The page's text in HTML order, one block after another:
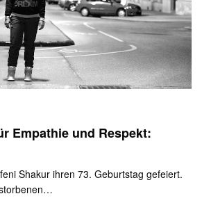
Empathie und Respekt:
Shakur ihren 73. Geburtstag gefeiert.